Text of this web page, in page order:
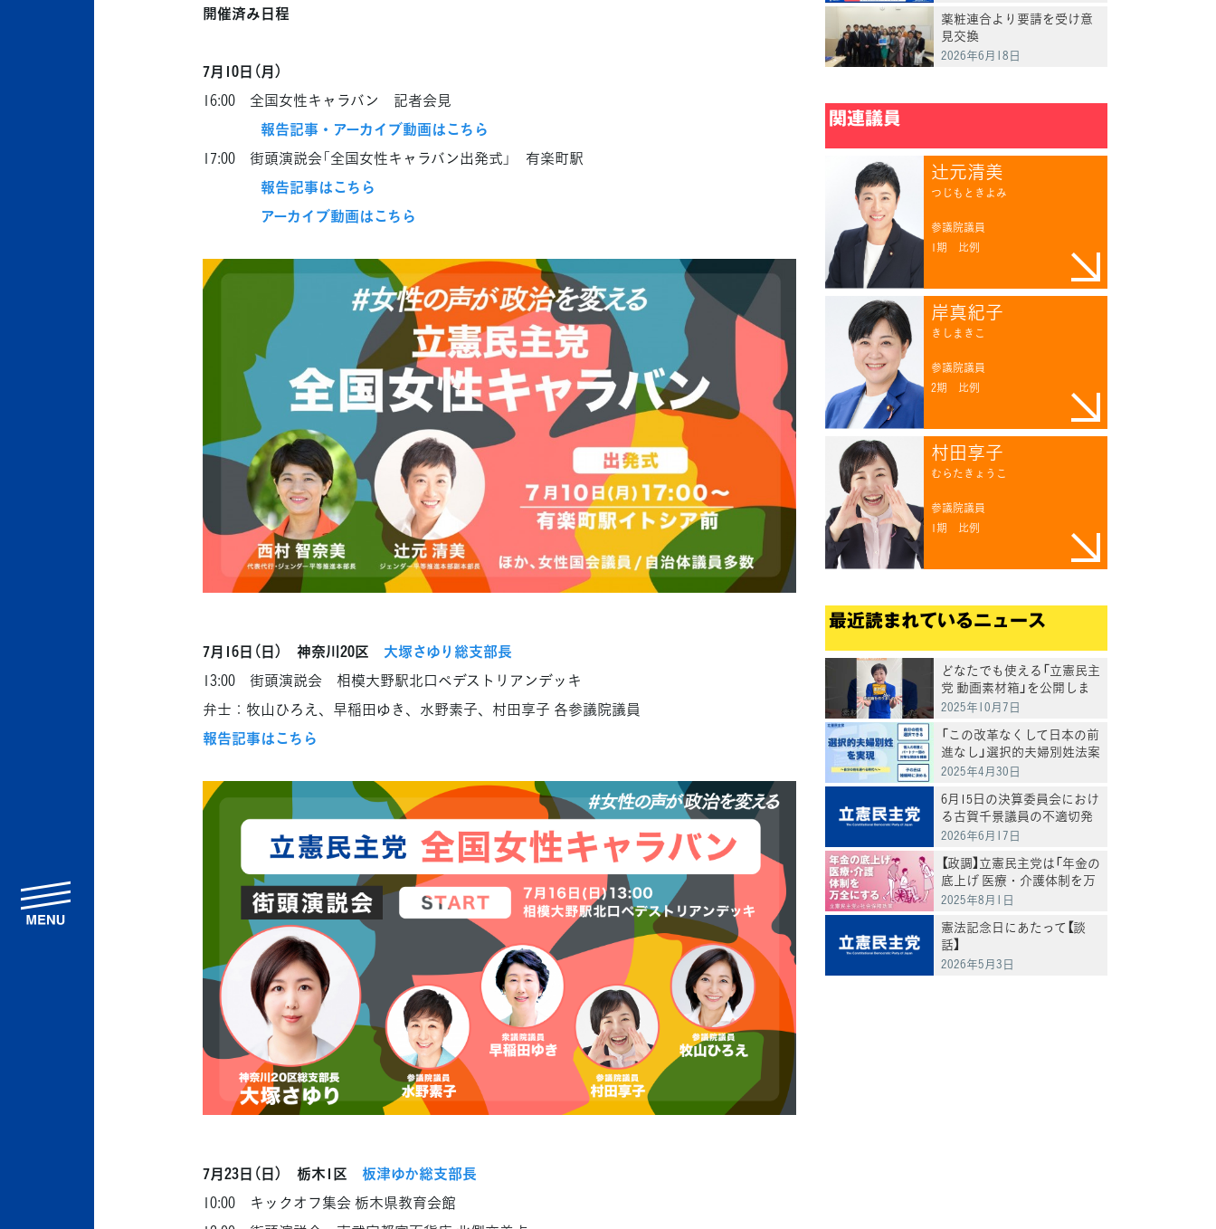
開催済み日程
7月10日（月）
16:00 全国女性キャラバン 記者会見
報告記事・アーカイブ動画はこちら
17:00 街頭演説会「全国女性キャラバン出発式」 有楽町駅
報告記事はこちら
アーカイブ動画はこちら
7月16日（日） 神奈川20区 大塚さゆり総支部長
13:00 街頭演説会 相模大野駅北口ペデストリアンデッキ
弁士：牧山ひろえ、早稲田ゆき、水野素子、村田享子 各参議院議員
報告記事はこちら
7月23日（日） 栃木1区 板津ゆか総支部長
10:00 キックオフ集会 栃木県教育会館
薬粧連合より要請を受け意
見交換
2026年6月18日
関連議員
辻󠄀元清美
つじもときよみ
参議院議員
1期 比例
岸真紀子
きしまきこ
参議院議員
2期 比例
村田享子
むらたきょうこ
参議院議員
1期 比例
最近読まれているニュース
どなたでも使える「立憲民主
党 動画素材箱」を公開しま
した
2025年10月7日
「この改革なくして日本の前
進なし」選択的夫婦別姓法案
を提出
2025年4月30日
6月15日の決算委員会におけ
る古賀千景議員の不適切発
言と処分について
2026年6月17日
【政調】立憲民主党は「年金の
底上げ 医療・介護体制を万
全にする」
2025年8月1日
憲法記念日にあたって【談
話】
2026年5月3日